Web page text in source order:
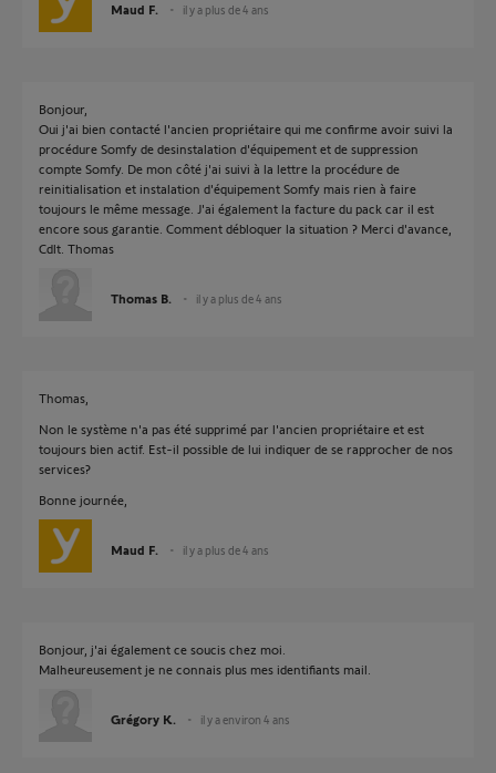
Maud F. il y a plus de 4 ans
Bonjour,
Oui j'ai bien contacté l'ancien propriétaire qui me confirme avoir suivi la
procédure Somfy de desinstalation d'équipement et de suppression
compte Somfy. De mon côté j'ai suivi à la lettre la procédure de
reinitialisation et instalation d'équipement Somfy mais rien à faire
toujours le même message. J'ai également la facture du pack car il est
encore sous garantie. Comment débloquer la situation ? Merci d'avance,
Cdlt. Thomas
Thomas B. il y a plus de 4 ans
Thomas,
Non le système n'a pas été supprimé par l'ancien propriétaire et est
toujours bien actif. Est-il possible de lui indiquer de se rapprocher de nos
services?
Bonne journée,
Maud F. il y a plus de 4 ans
Bonjour, j'ai également ce soucis chez moi.
Malheureusement je ne connais plus mes identifiants mail.
Grégory K. il y a environ 4 ans